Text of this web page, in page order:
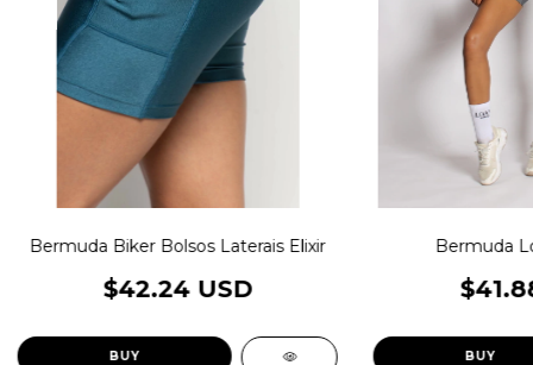
Bermuda Biker Bolsos Laterais Elixir
$42.24 USD
BUY
Bermuda
BUY